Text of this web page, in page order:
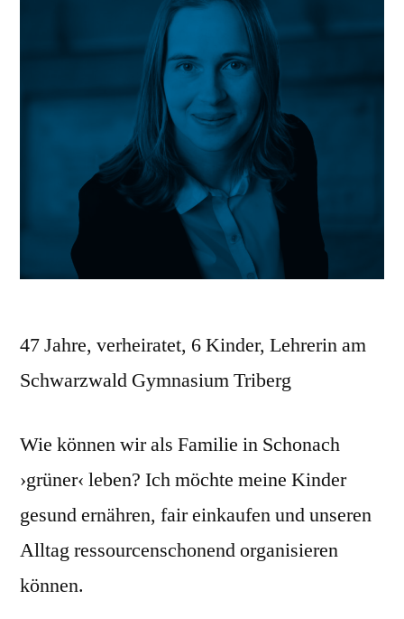
47 Jahre, verheiratet, 6 Kinder, Lehrerin am
Schwarzwald Gymnasium Triberg
Wie können wir als Familie in Schonach
›grüner‹ leben? Ich möchte meine Kinder
gesund ernähren, fair einkaufen und unseren
Alltag ressourcenschonend organisieren
können.